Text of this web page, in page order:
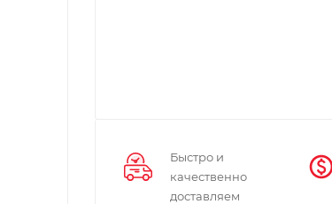
Быстро и
качественно
доставляем